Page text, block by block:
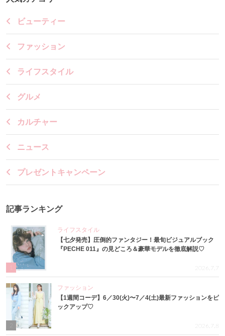
ビューティー
ファッション
ライフスタイル
グルメ
カルチャー
ニュース
プレゼントキャンペーン
記事ランキング
ライフスタイル
【七夕発売】圧倒的ファンタジー！最旬ビジュアルブック
『PECHE 011』の見どころ＆豪華モデルを徹底解説♡
2026.7.7
ファッション
【1週間コーデ】6／30(火)〜7／4(土)最新ファッションをピ
ックアップ♡
2026.7.8